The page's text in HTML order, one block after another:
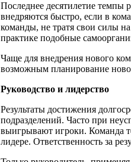
Последнее десятилетие темпы
внедряются быстро, если в
команды, не тратя свои силы
практике подобные
Чаще для внедрения нового
возможным планирование
Руководство и лидерство
Результаты достижения
подразделений. Часто при
выигрывают игроки. Команда
лидере. Ответственность за